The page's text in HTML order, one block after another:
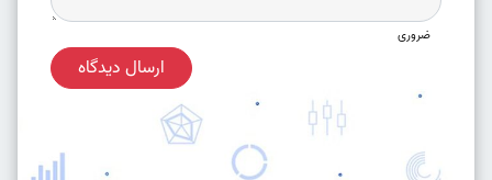
ضروری
ارسال دیدگاه